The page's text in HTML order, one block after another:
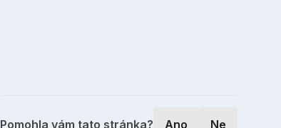
Pomohla vám tato stránka? Ano Ne